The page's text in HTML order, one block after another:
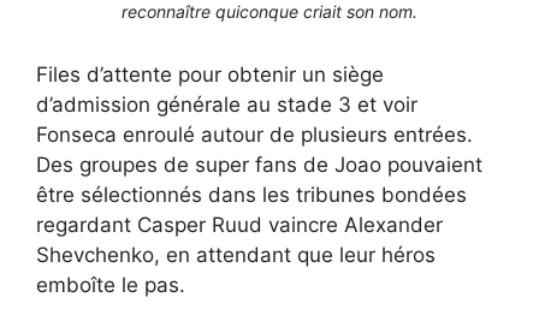
reconnaître quiconque criait son nom.
Files d’attente pour obtenir un siège
d’admission générale au stade 3 et voir
Fonseca enroulé autour de plusieurs entrées.
Des groupes de super fans de Joao pouvaient
être sélectionnés dans les tribunes bondées
regardant Casper Ruud vaincre Alexander
Shevchenko, en attendant que leur héros
emboîte le pas.